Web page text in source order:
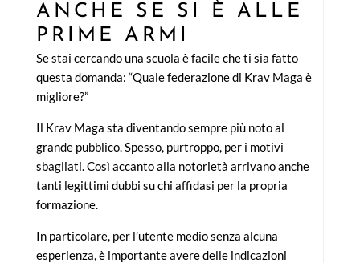
ANCHE SE SI È ALLE
PRIME ARMI
Se stai cercando una scuola è facile che ti sia fatto
questa domanda: “Quale federazione di Krav Maga è
migliore?”
Il Krav Maga sta diventando sempre più noto al
grande pubblico. Spesso, purtroppo, per i motivi
sbagliati. Così accanto alla notorietà arrivano anche
tanti legittimi dubbi su chi affidasi per la propria
formazione.
In particolare, per l’utente medio senza alcuna
esperienza, è importante avere delle indicazioni